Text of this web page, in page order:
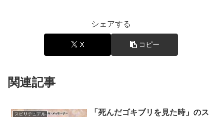
シェアする
X コピー
関連記事
スピリチュアル
「死んだゴキブリを見た時」のス